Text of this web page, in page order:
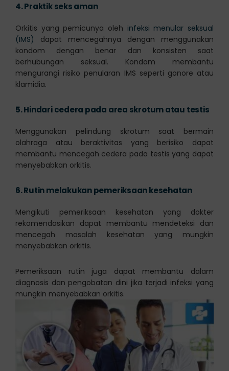
4.Praktik seks aman
Orkitis yang pemicunya oleh infeksi menular seksual
(IMS) dapat mencegahnya dengan menggunakan
kondom dengan benar dan konsisten saat
berhubungan seksual. Kondom membantu
mengurangi risiko penularan IMS seperti gonore atau
klamidia.
5.Hindari cedera pada area skrotum atau testis
Menggunakan pelindung skrotum saat bermain
olahraga atau beraktivitas yang berisiko dapat
membantu mencegah cedera pada testis yang dapat
menyebabkan orkitis.
6.Rutin melakukan pemeriksaan kesehatan
Mengikuti pemeriksaan kesehatan yang dokter
rekomendasikan dapat membantu mendeteksi dan
mencegah masalah kesehatan yang mungkin
menyebabkan orkitis.
Pemeriksaan rutin juga dapat membantu dalam
diagnosis dan pengobatan dini jika terjadi infeksi yang
mungkin menyebabkan orkitis.